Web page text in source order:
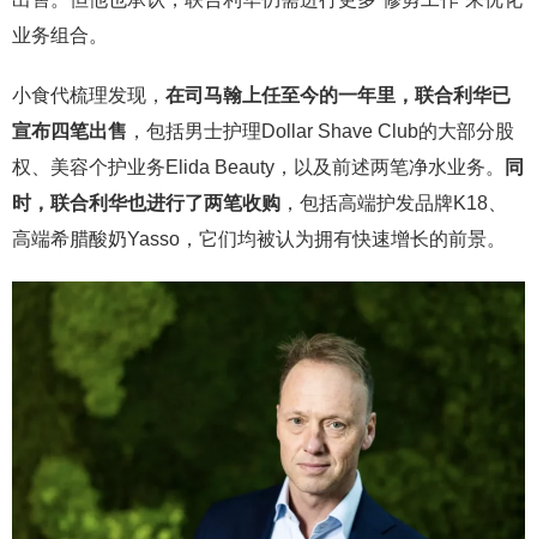
业务组合。
小食代梳理发现， 在司马翰上任至今的一年里，联合利华已
宣布四笔出售 ，包括男士护理Dollar Shave Club的大部分股
权、美容个护业务Elida Beauty，以及前述两笔净水业务。
同
时，联合利华也进行了两笔收购 ，包括高端护发品牌K18、
高端希腊酸奶Yasso，它们均被认为拥有快速增长的前景。